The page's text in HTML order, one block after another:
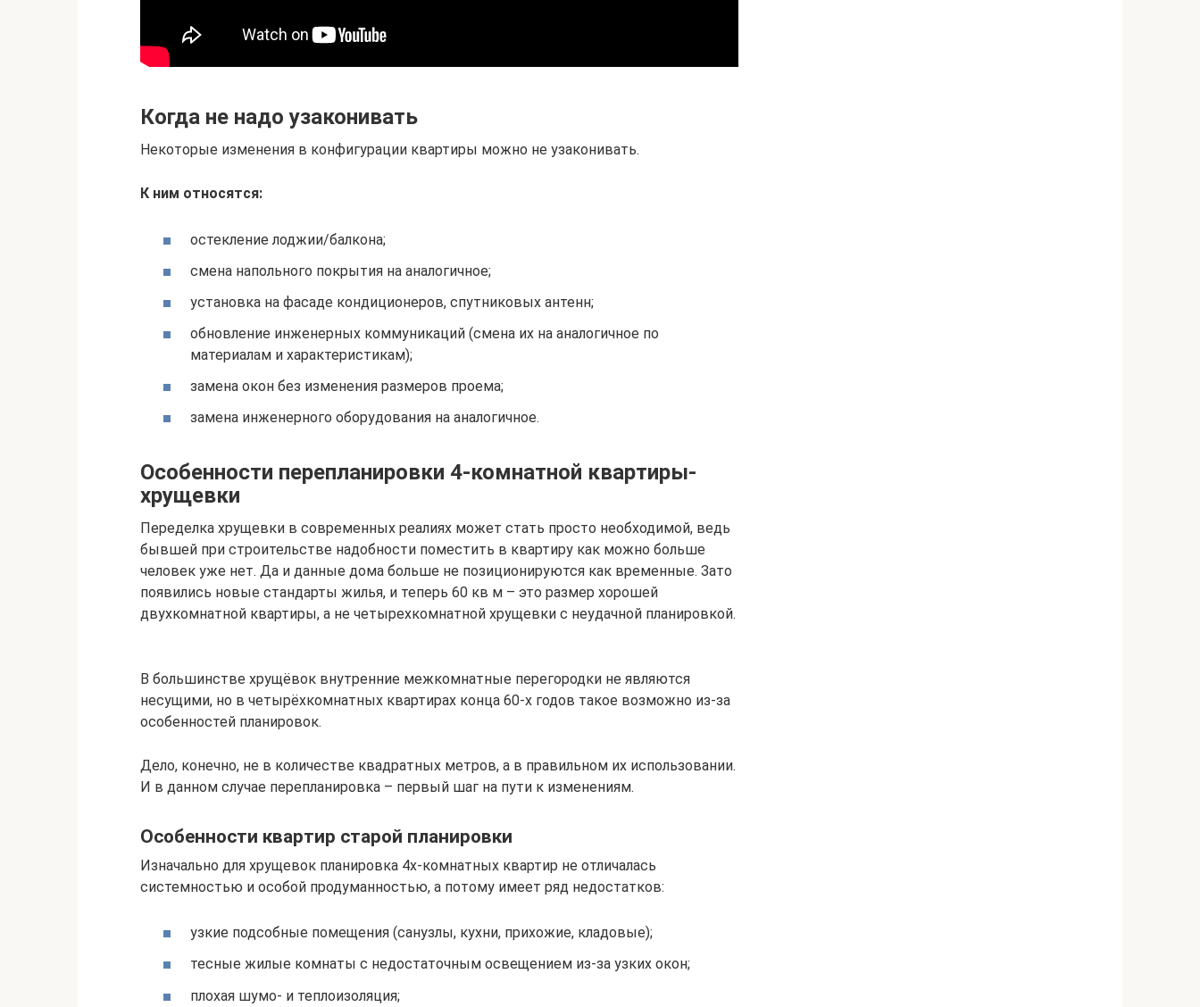
Когда не надо узаконивать
Некоторые изменения в конфигурации квартиры можно не узаконивать.
К ним относятся:
остекление лоджии/балкона;
смена напольного покрытия на аналогичное;
установка на фасаде кондиционеров, спутниковых антенн;
обновление инженерных коммуникаций (смена их на аналогичное по
материалам и характеристикам);
замена окон без изменения размеров проема;
замена инженерного оборудования на аналогичное.
Особенности перепланировки 4-комнатной квартиры-
хрущевки
Переделка хрущевки в современных реалиях может стать просто необходимой, ведь
бывшей при строительстве надобности поместить в квартиру как можно больше
человек уже нет. Да и данные дома больше не позиционируются как временные. Зато
появились новые стандарты жилья, и теперь 60 кв м – это размер хорошей
двухкомнатной квартиры, а не четырехкомнатной хрущевки с неудачной планировкой.
В большинстве хрущёвок внутренние межкомнатные перегородки не являются
несущими, но в четырёхкомнатных квартирах конца 60-х годов такое возможно из-за
особенностей планировок.
Дело, конечно, не в количестве квадратных метров, а в правильном их использовании.
И в данном случае перепланировка – первый шаг на пути к изменениям.
Особенности квартир старой планировки
Изначально для хрущевок планировка 4х-комнатных квартир не отличалась
системностью и особой продуманностью, а потому имеет ряд недостатков:
узкие подсобные помещения (санузлы, кухни, прихожие, кладовые);
тесные жилые комнаты с недостаточным освещением из-за узких окон;
плохая шумо- и теплоизоляция;